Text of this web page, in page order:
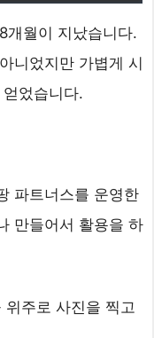
개월이 지났습니다.
니었지만 가볍게 시
었습니다.
파트너스를 운영한
만들어서 활용을 하
위주로 사진을 찍고